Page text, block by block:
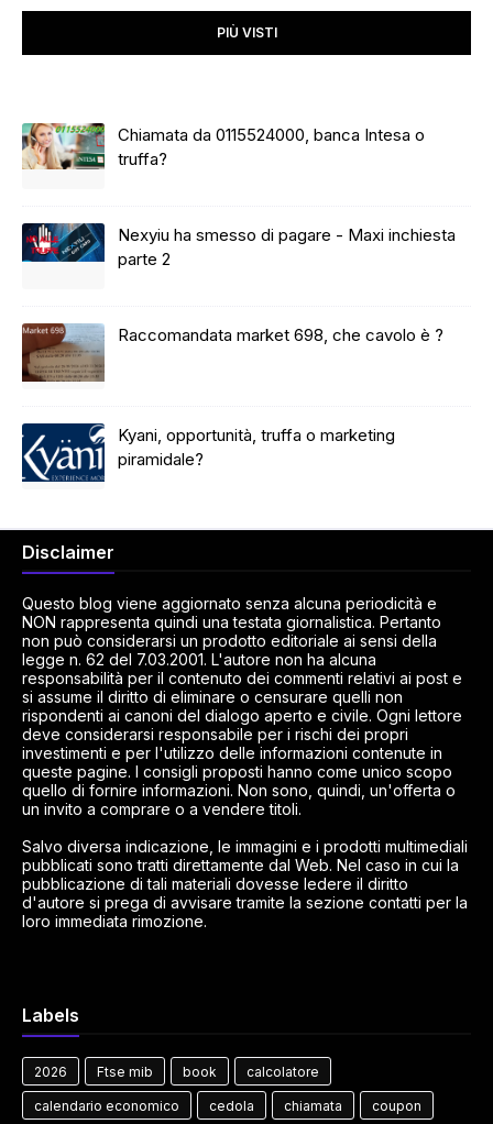
PIÙ VISTI
Chiamata da 0115524000, banca Intesa o
truffa?
Nexyiu ha smesso di pagare - Maxi inchiesta
parte 2
Raccomandata market 698, che cavolo è ?
Kyani, opportunità, truffa o marketing
piramidale?
Disclaimer
Questo blog viene aggiornato senza alcuna periodicità e
NON rappresenta quindi una testata giornalistica. Pertanto
non può considerarsi un prodotto editoriale ai sensi della
legge n. 62 del 7.03.2001. L'autore non ha alcuna
responsabilità per il contenuto dei commenti relativi ai post e
si assume il diritto di eliminare o censurare quelli non
rispondenti ai canoni del dialogo aperto e civile. Ogni lettore
deve considerarsi responsabile per i rischi dei propri
investimenti e per l'utilizzo delle informazioni contenute in
queste pagine. I consigli proposti hanno come unico scopo
quello di fornire informazioni. Non sono, quindi, un'offerta o
un invito a comprare o a vendere titoli.
Salvo diversa indicazione, le immagini e i prodotti multimediali
pubblicati sono tratti direttamente dal Web. Nel caso in cui la
pubblicazione di tali materiali dovesse ledere il diritto
d'autore si prega di avvisare tramite la sezione contatti per la
loro immediata rimozione.
Labels
2026 Ftse mib book calcolatore
calendario economico cedola chiamata coupon